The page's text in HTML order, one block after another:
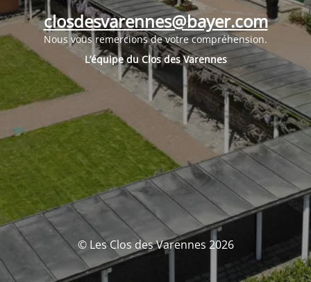
closdesvarennes@bayer.com
Nous vous remercions de votre compréhension.
L’équipe du Clos des Varennes
© Les Clos des Varennes 2026